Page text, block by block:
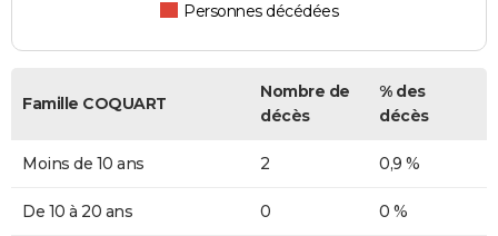
Personnes décédées
Famille COQUART
Nombre de
décès
% des
décès
Moins de 10 ans 2 0,9 %
De 10 à 20 ans 0 0 %